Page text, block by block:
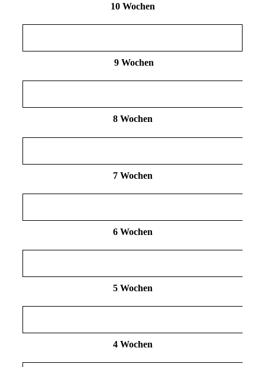
10 Wochen
9 Wochen
8 Wochen
7 Wochen
6 Wochen
5 Wochen
4 Wochen